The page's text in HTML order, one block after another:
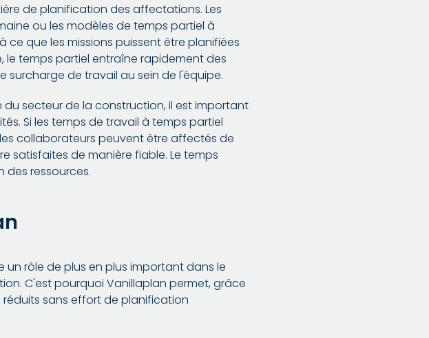
de planification des affectations. Les
ou les modèles de temps partiel à
que les missions puissent être planifiées
le temps partiel entraîne rapidement des
surcharge de travail au sein de l'équipe.
secteur de la construction, il est important
Si les temps de travail à temps partiel
collaborateurs peuvent être affectés de
satisfaites de manière fiable. Le temps
ressources.
un rôle de plus en plus important dans le
C'est pourquoi Vanillaplan permet, grâce
sans effort de planification